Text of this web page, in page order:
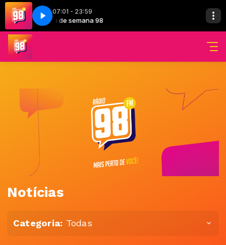
07:01 - 23:59
Fim de semana 98
Notícias
Categoria: Todas